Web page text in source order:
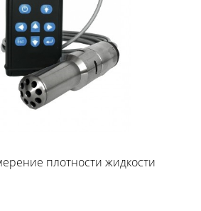
плотности жидкости